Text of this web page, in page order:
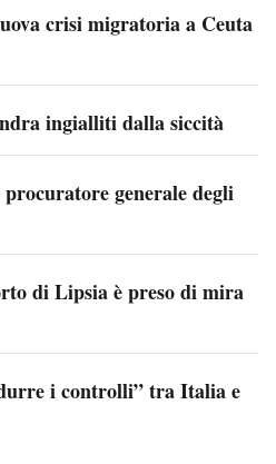
crisi migratoria a Ceuta
ingialliti dalla siccità
generale degli
di Lipsia è preso di mira
i controlli” tra Italia e